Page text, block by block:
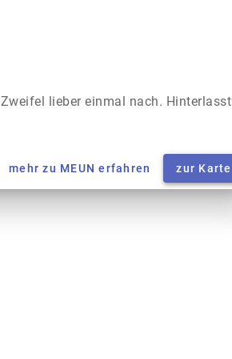
lieber einmal nach. Hinterlasst
mehr zu MEUN erfahren zur Karte